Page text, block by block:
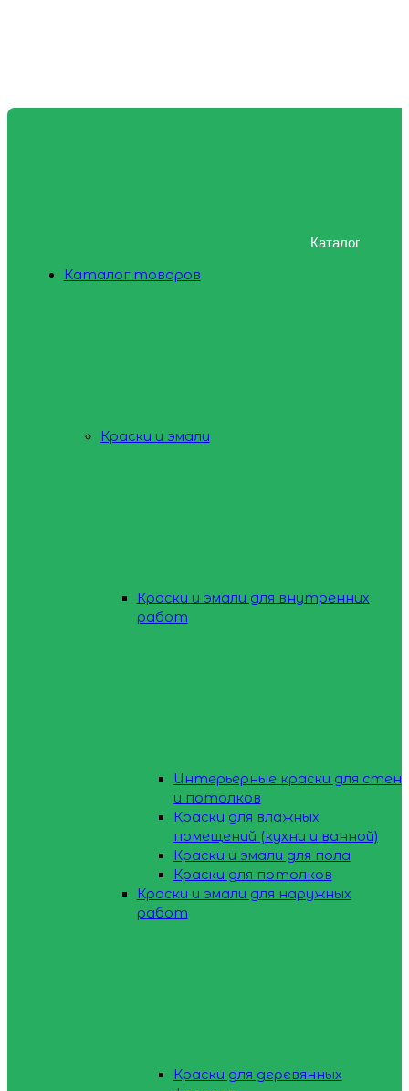
Каталог
Каталог товаров
Краски и эмали
Краски и эмали для внутренних
работ
Интерьерные краски для стен
и потолков
Краски для влажных
помещений (кухни и ванной)
Краски и эмали для пола
Краски для потолков
Краски и эмали для наружных
работ
Краски для деревянных